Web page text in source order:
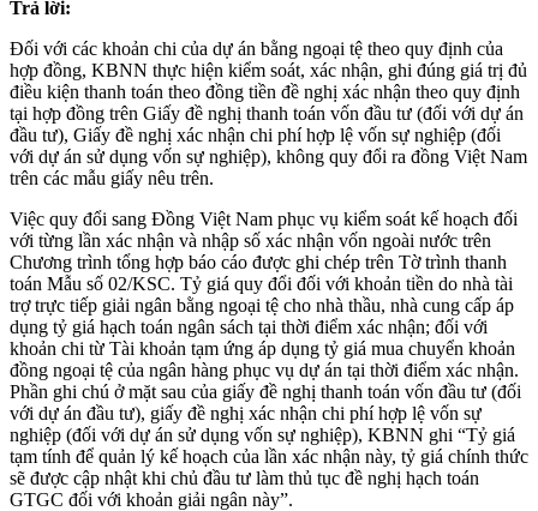
Trả lời:
Đối với các khoản chi của dự án bằng ngoại tệ theo quy định của
hợp đồng, KBNN thực hiện kiểm soát, xác nhận, ghi đúng giá trị đủ
điều kiện thanh toán theo đồng tiền đề nghị xác nhận theo quy định
tại hợp đồng trên Giấy đề nghị thanh toán vốn đầu tư (đối với dự án
đầu tư), Giấy đề nghị xác nhận chi phí hợp lệ vốn sự nghiệp (đối
với dự án sử dụng vốn sự nghiệp), không quy đổi ra đồng Việt Nam
trên các mẫu giấy nêu trên.
Việc quy đổi sang Đồng Việt Nam phục vụ kiểm soát kế hoạch đối
với từng lần xác nhận và nhập số xác nhận vốn ngoài nước trên
Chương trình tổng hợp báo cáo được ghi chép trên Tờ trình thanh
toán Mẫu số 02/KSC. Tỷ giá quy đổi đối với khoản tiền do nhà tài
trợ trực tiếp giải ngân bằng ngoại tệ cho nhà thầu, nhà cung cấp áp
dụng tỷ giá hạch toán ngân sách tại thời điểm xác nhận; đối với
khoản chi từ Tài khoản tạm ứng áp dụng tỷ giá mua chuyển khoản
đồng ngoại tệ của ngân hàng phục vụ dự án tại thời điểm xác nhận.
Phần ghi chú ở mặt sau của giấy đề nghị thanh toán vốn đầu tư (đối
với dự án đầu tư), giấy đề nghị xác nhận chi phí hợp lệ vốn sự
nghiệp (đối với dự án sử dụng vốn sự nghiệp), KBNN ghi “Tỷ giá
tạm tính để quản lý kế hoạch của lần xác nhận này, tỷ giá chính thức
sẽ được cập nhật khi chủ đầu tư làm thủ tục đề nghị hạch toán
GTGC đối với khoản giải ngân này”.